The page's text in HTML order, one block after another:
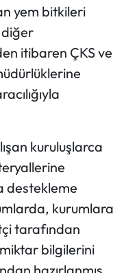
yem bitkileri
itibaren ÇKS ve
kuruluşlarca
destekleme
kurumlara
tarafından
bilgilerini